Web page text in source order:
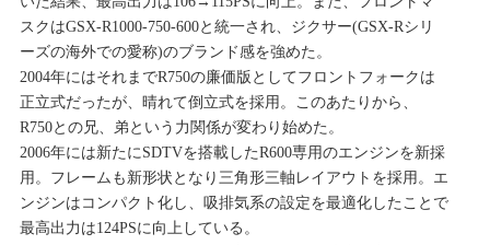
スクはGSX-R1000-750-600と統一され、ジクサー(GSX-Rシリ
ーズの海外での愛称)のブランド感を強めた。
2004年にはそれまでR750の廉価版としてフロントフォークは
正立式だったが、晴れて倒立式を採用。このあたりから、
R750との兄、弟という力関係が変わり始めた。
2006年には新たにSDTVを搭載したR600専用のエンジンを新採
用。フレームも新形状となり三角形三軸レイアウトを採用。エ
ンジンはコンパクト化し、吸排気系の設定を最適化したことで
最高出力は124PSに向上している。